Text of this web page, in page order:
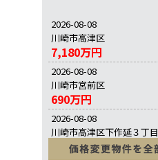
2026-08-08
川崎市高津区
7,180万円
2026-08-08
川崎市宮前区
690万円
2026-08-08
川崎市高津区下作延３丁目
630万円